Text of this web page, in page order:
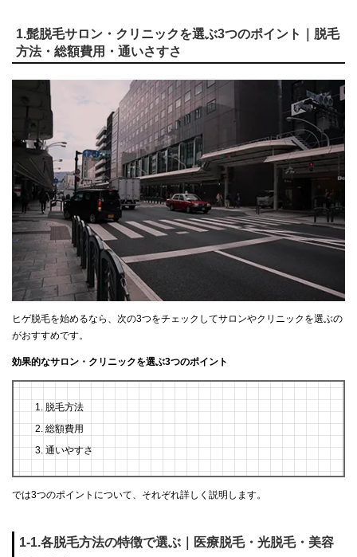
1.髭脱毛サロン・クリニックを選ぶ3つのポイント｜脱毛
方法・総額費用・通いさすさ
ヒゲ脱毛を始めるなら、次の3つをチェックしてサロンやクリニックを選ぶの
がおすすめです。
効果的なサロン・クリニックを選ぶ3つのポイント
脱毛方法
総額費用
通いやすさ
では3つのポイントについて、それぞれ詳しく説明します。
1-1.各脱毛方法の特徴で選ぶ｜医療脱毛・光脱毛・美容